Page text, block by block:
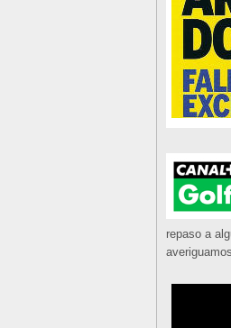
repaso a